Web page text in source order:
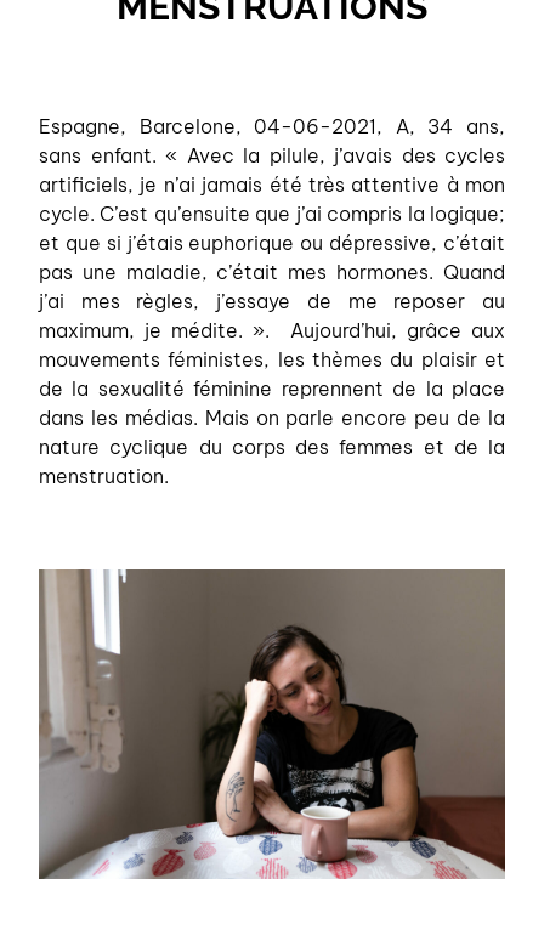
Espagne, Barcelone, 04-06-2021, A, 34 ans,
sans enfant. « Avec la pilule, j’avais des cycles
artificiels, je n’ai jamais été très attentive à mon
cycle. C’est qu’ensuite que j’ai compris la logique;
et que si j’étais euphorique ou dépressive, c’était
pas une maladie, c’était mes hormones. Quand
j’ai mes règles, j’essaye de me reposer au
maximum, je médite. ». Aujourd’hui, grâce aux
mouvements féministes, les thèmes du plaisir et
de la sexualité féminine reprennent de la place
dans les médias. Mais on parle encore peu de la
nature cyclique du corps des femmes et de la
menstruation.